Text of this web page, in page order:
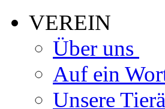
VEREIN
Über uns
Auf ein
Unsere